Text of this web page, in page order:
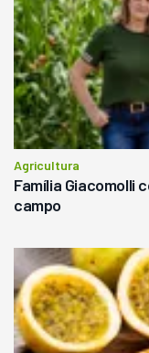
Agricultura
Família Giacomolli
campo